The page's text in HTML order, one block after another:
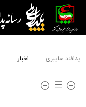
پدافند سایبری اخبار